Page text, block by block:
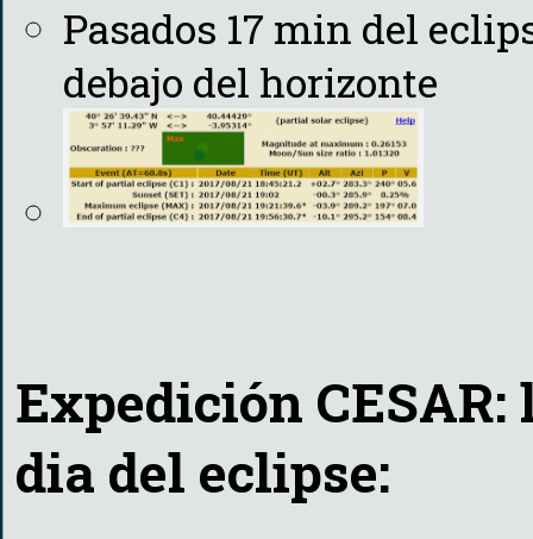
Pasados 17 min del
debajo del horizonte
Expedición
dia del eclipse: